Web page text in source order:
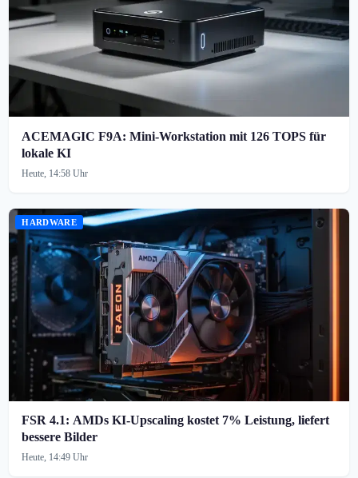
ACEMAGIC F9A: Mini-Workstation mit 126 TOPS für
lokale KI
Heute, 14:58 Uhr
HARDWARE
FSR 4.1: AMDs KI-Upscaling kostet 7% Leistung, liefert
bessere Bilder
Heute, 14:49 Uhr